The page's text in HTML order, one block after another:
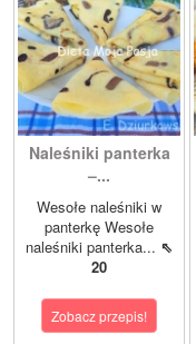
Naleśniki panterka
–...
Wesołe naleśniki w
panterkę Wesołe
naleśniki panterka... ⇖
20
Zobacz przepis!